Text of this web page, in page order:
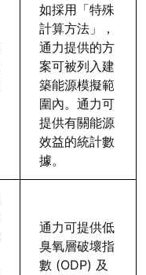
如採用「特殊
計算方法」，
通力提供的方
案可被列入建
築能源模擬範
圍內。通力可
提供有關能源
效益的統計數
據。
通力可提供低
臭氧層破壞指
數 (ODP) 及